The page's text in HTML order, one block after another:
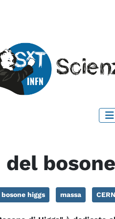
del
bosone higgs massa CERN